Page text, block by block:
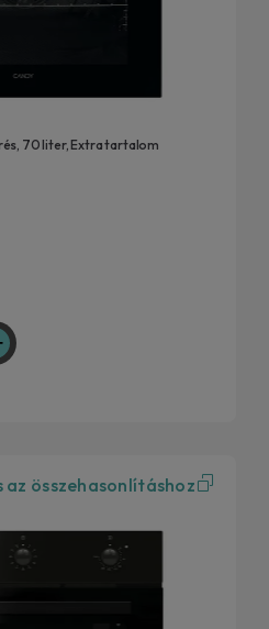
70 liter, Extra tartalom
az összehasonlításhoz